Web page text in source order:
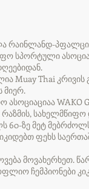
სპორტული
Muay Thai
მიერ.
ასოციაციაა WAKO
ზე მეტ
ფეხს
მოვახერხეთ.
ჩემპიონები